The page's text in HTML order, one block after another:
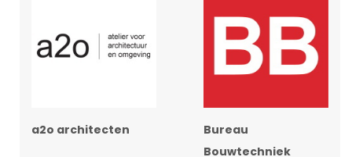
a2o architecten
Bureau
Bouwtechniek